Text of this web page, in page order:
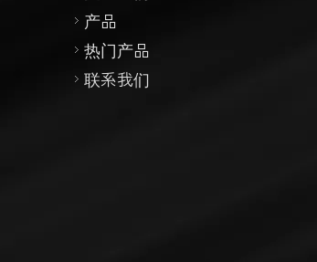
产品
热门产品
联系我们